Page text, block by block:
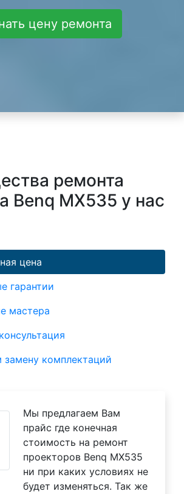
цену ремонта
ремонта
Benq MX535 у нас
цена
гарантии
мастера
комплектаций
Мы предлагаем Вам
прайс где конечная
стоимость на ремонт
проекторов Benq MX535
ни при каких условиях не
будет изменяться. Так же